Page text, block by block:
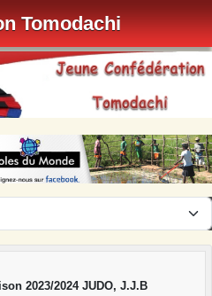
Tomodachi
2023/2024 JUDO, J.J.B